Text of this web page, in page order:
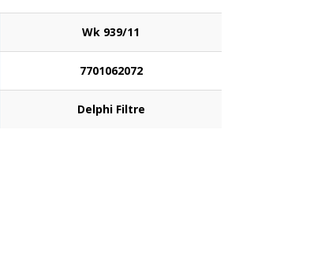
Wk 939/11
7701062072
Delphi Filtre